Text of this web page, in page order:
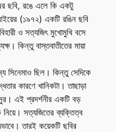
ছবি, রঙে এলে কি একটু
(১৯৭২) একটি রঙিন ছবি
ও সত্যজিৎ মুখোমুখি বসে
কিন্তু বাস্তবাতীতের মায়া
সিনেমাও ছিল। কিন্তু সেদিকে
কারণে খানিকটা। তাছাড়া
এই প্রদর্শনীর একটি বড়
নিয়ে। সত্যজিতের ব্যক্তিত্ব
তারই কয়েকটি ছবির